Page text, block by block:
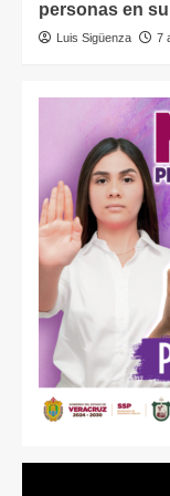
personas en
Luis Sigüenza 7